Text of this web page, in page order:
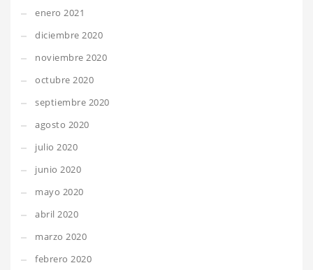
enero 2021
diciembre 2020
noviembre 2020
octubre 2020
septiembre 2020
agosto 2020
julio 2020
junio 2020
mayo 2020
abril 2020
marzo 2020
febrero 2020